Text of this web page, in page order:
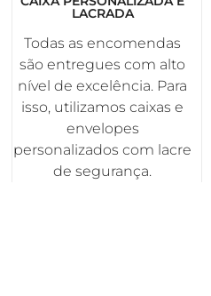
LACRADA
Todas as encomendas
são entregues com alto
nível de excelência. Para
isso, utilizamos caixas e
envelopes
personalizados com lacre
de segurança.